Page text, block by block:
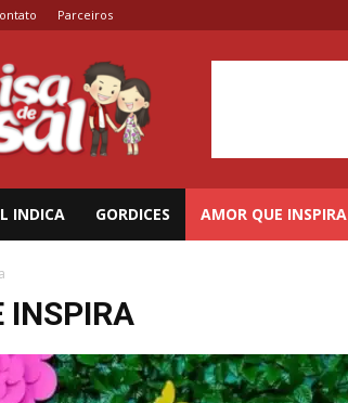
Parceiros
INDICA GORDICES AMOR QUE INSPIRA
INSPIRA